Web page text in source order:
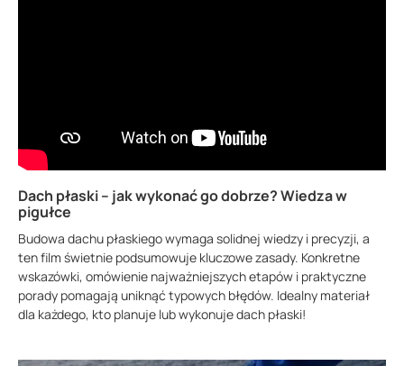
Dach płaski – jak wykonać go dobrze? Wiedza w
pigułce
Budowa dachu płaskiego wymaga solidnej wiedzy i precyzji, a
ten film świetnie podsumowuje kluczowe zasady. Konkretne
wskazówki, omówienie najważniejszych etapów i praktyczne
porady pomagają uniknąć typowych błędów. Idealny materiał
dla każdego, kto planuje lub wykonuje dach płaski!